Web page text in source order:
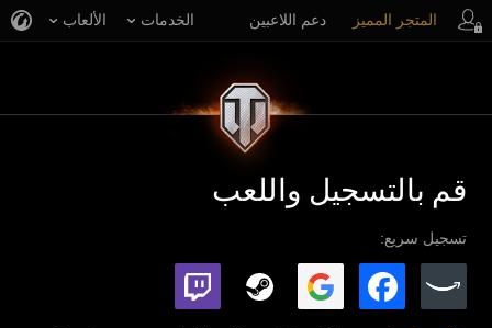
الألعاب الخدمات المتجر المميز دعم اللاعبين
قم بالتسجيل واللعب
تسجيل سريع: